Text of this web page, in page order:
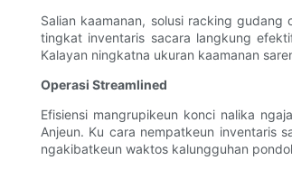
Salian kaamanan, solusi racking
tingkat inventaris sacara langkung
Kalayan ningkatna ukuran kaamanan
Operasi Streamlined
Efisiensi mangrupikeun konci nalika
Anjeun. Ku cara nempatkeun inventaris
ngakibatkeun waktos kalungguhan